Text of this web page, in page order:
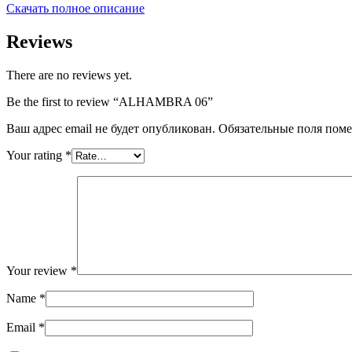
Скачать полное описание
Reviews
There are no reviews yet.
Be the first to review “ALHAMBRA 06”
Ваш адрес email не будет опубликован. Обязательные поля
Your rating *
Your review *
Name *
Email *